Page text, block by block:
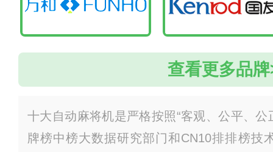
查看更多品
十大自动麻将机是严格按照“客观、公平、公
牌榜中榜大数据研究部门和CN10排排榜技